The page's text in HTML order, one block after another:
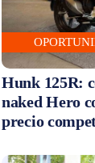
Hunk 125R:
naked Hero
precio